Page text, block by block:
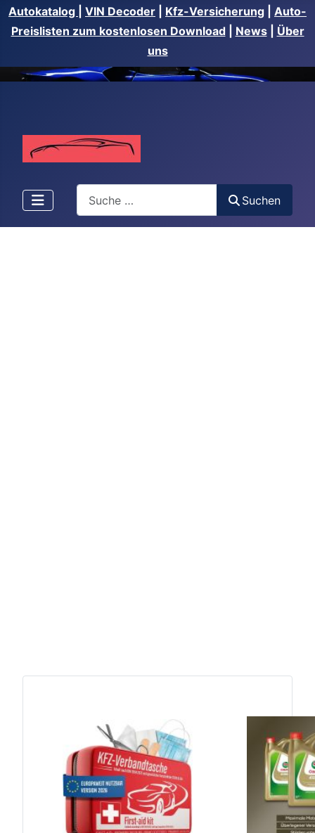
Autokatalog VIN Decoder Kfz-Versicherung
Auto-
Preislisten zum kostenlosen Download| News| Über
uns
Suchen